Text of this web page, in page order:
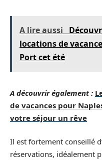
A lire aussi
locations de
Port cet été
A découvrir également :
de vacances pour
votre séjour un rêve
Il est fortement conseillé
réservations, idéalement